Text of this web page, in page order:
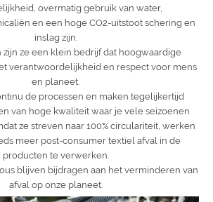
overmatig gebruik van water,
en een hoge CO2-uitstoot schering en
inslag zijn.
zijn ze een klein bedrijf dat hoogwaardige
verantwoordelijkheid en respect voor mens
en planeet.
de processen en maken tegelijkertijd
van hoge kwaliteit waar je vele seizoenen
ze streven naar 100% circulariteit, werken
meer post-consumer textiel afval in de
producten te verwerken.
blijven bijdragen aan het verminderen van
afval op onze planeet.